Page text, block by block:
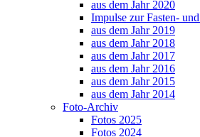
aus dem Jahr 2020
Impulse zur Fasten-
aus dem Jahr 2019
aus dem Jahr 2018
aus dem Jahr 2017
aus dem Jahr 2016
aus dem Jahr 2015
aus dem Jahr 2014
Foto-Archiv
Fotos 2025
Fotos 2024